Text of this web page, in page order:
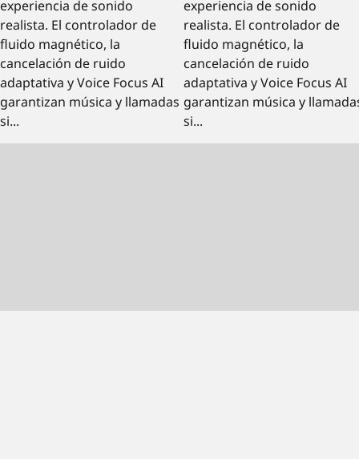
experiencia de sonido
realista. El controlador de
fluido magnético, la
cancelación de ruido
adaptativa y Voice Focus AI
garantizan música y llamadas
si...
experiencia de sonido
realista. El controlador de
fluido magnético, la
cancelación de ruido
adaptativa y Voice Focus AI
garantizan música y
si...